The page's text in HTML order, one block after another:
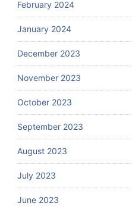
February 2024
January 2024
December 2023
November 2023
October 2023
September 2023
August 2023
July 2023
June 2023